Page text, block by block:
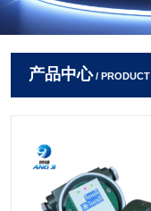
产品中心/ PRODUCT